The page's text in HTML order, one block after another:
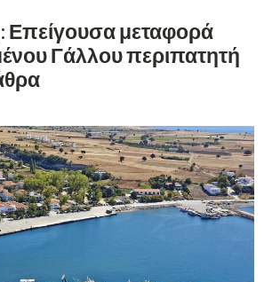
Επείγουσα μεταφορά
Γάλλου περιπατητή